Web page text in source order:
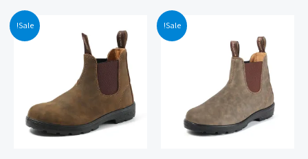
Sale!
היה:
700.00 ₪.
המחיר
הנוכחי
Sale!
המקורי
היה:
700.00 ₪.
המחיר
הנוכחי